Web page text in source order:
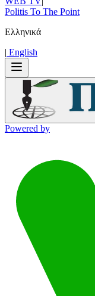
Politis To The Point
Ελληνικά
| Εnglish
Powered by